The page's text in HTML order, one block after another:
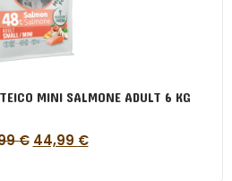
MINI SALMONE ADULT 6 KG
€ 44,99 €